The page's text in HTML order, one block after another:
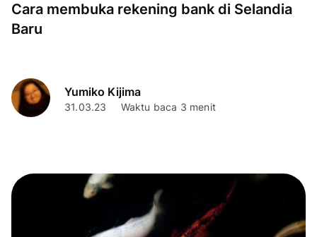
Cara membuka rekening bank di Selandia
Baru
Yumiko Kijima
31.03.23 Waktu baca 3 menit